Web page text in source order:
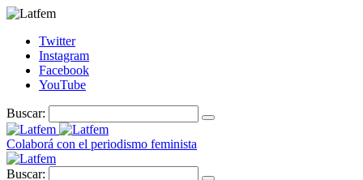
Twitter
Instagram
Facebook
YouTube
Buscar:
Colaborá con el periodismo feminista
Buscar: